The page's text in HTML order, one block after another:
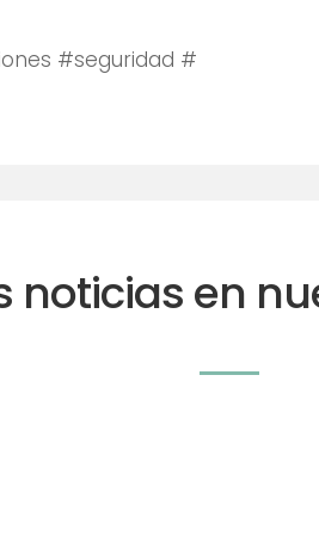
#seguridad #
noticias en